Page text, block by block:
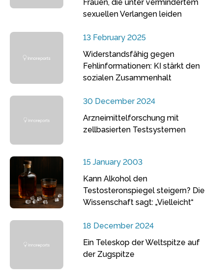
Frauen, die unter vermindertem
sexuellen Verlangen leiden
13 February 2025
Widerstandsfähig gegen
Fehlinformationen: KI stärkt den
sozialen Zusammenhalt
30 December 2024
Arzneimittelforschung mit
zellbasierten Testsystemen
15 January 2003
Kann Alkohol den
Testosteronspiegel steigern? Die
Wissenschaft sagt: „Vielleicht“
18 December 2024
Ein Teleskop der Weltspitze auf
der Zugspitze